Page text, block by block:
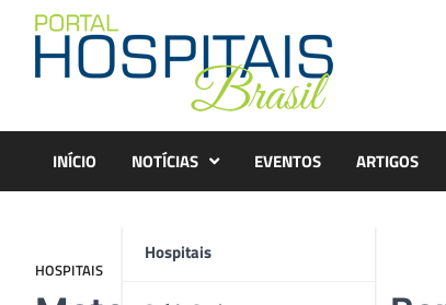
content
INÍCIO NOTÍCIAS
Hospitais
EVENTOS ARTIGOS
HOSPITAIS